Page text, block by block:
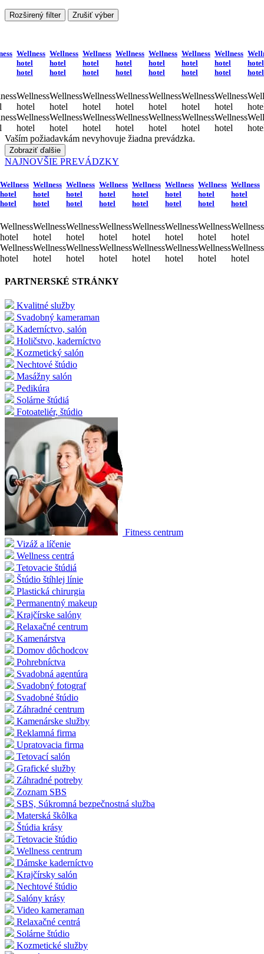
Rozširený filter Zrušiť výber
Wellness
hotel
hotel
Wellness
hotel
Wellness
hotel
Wellness
hotel
hotel
Wellness
hotel
Wellness
hotel
Wellness
hotel
hotel
Wellness
hotel
Wellness
hotel
Wellness
hotel
hotel
Wellness
hotel
Wellness
hotel
Wellness
hotel
hotel
Wellness
hotel
Wellness
hotel
Wellness
hotel
hotel
Wellness
hotel
Wellness
hotel
Wellness
hotel
hotel
Wellness
hotel
Wellness
hotel
hotel
hotel
Vaším požiadavkám nevyhovuje žiadna prevádzka.
Zobraziť ďalšie
NAJNOVŠIE PREVÁDZKY
Wellness
hotel
hotel
Wellness
hotel
Wellness
hotel
Wellness
hotel
hotel
Wellness
hotel
Wellness
hotel
Wellness
hotel
hotel
Wellness
hotel
Wellness
hotel
Wellness
hotel
hotel
Wellness
hotel
Wellness
hotel
Wellness
hotel
hotel
Wellness
hotel
Wellness
hotel
Wellness
hotel
hotel
Wellness
hotel
Wellness
hotel
Wellness
hotel
hotel
Wellness
hotel
Wellness
hotel
Wellness
hotel
hotel
Wellness
hotel
Wellness
hotel
PARTNERSKÉ STRÁNKY
Kvalitné služby
Svadobný kameraman
Kaderníctvo, salón
Holičstvo, kaderníctvo
Kozmetický salón
Nechtové štúdio
Masážny salón
Pedikúra
Solárne štúdiá
Fotoateliér, štúdio
Fitness centrum
Vizáž a líčenie
Wellness centrá
Tetovacie štúdiá
Štúdio štíhlej línie
Plastická chirurgia
Permanentný makeup
Krajčírske salóny
Relaxačné centrum
Kamenárstva
Domov dôchodcov
Pohrebníctva
Svadobná agentúra
Svadobný fotograf
Svadobné štúdio
Záhradné centrum
Kamenárske služby
Reklamná firma
Upratovacia firma
Tetovací salón
Grafické služby
Záhradné potreby
Zoznam SBS
SBS, Súkromná bezpečnostná služba
Materská škôlka
Štúdia krásy
Tetovacie štúdio
Wellness centrum
Dámske kaderníctvo
Krajčírsky salón
Nechtové štúdio
Salóny krásy
Video kameraman
Relaxačné centrá
Solárne štúdio
Kozmetické služby